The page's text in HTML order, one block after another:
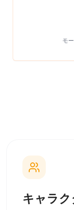
モ
キャラ